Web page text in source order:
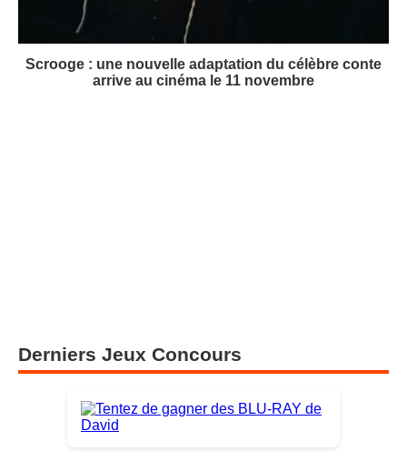
Scrooge : une nouvelle adaptation du célèbre conte
arrive au cinéma le 11 novembre
Derniers Jeux Concours